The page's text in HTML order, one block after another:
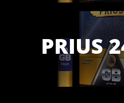
PRIUS